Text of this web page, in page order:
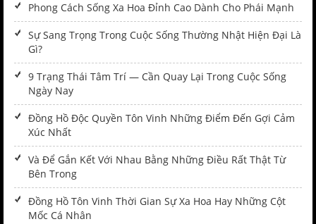
Phong Cách Sống Xa Hoa Đỉnh Cao Dành Cho Phái Mạnh
Sự Sang Trọng Trong Cuộc Sống Thường Nhật Hiện Đại Là
Gì?
9 Trạng Thái Tâm Trí — Cần Quay Lại Trong Cuộc Sống
Ngày Nay
Đồng Hồ Độc Quyền Tôn Vinh Những Điểm Đến Gợi Cảm
Xúc Nhất
Và Để Gắn Kết Với Nhau Bằng Những Điều Rất Thật Từ
Bên Trong
Đồng Hồ Tôn Vinh Thời Gian Sự Xa Hoa Hay Những Cột
Mốc Cá Nhân